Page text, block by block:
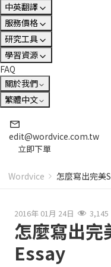
中英翻譯
服務價格
研究工具
學習資源
FAQ
關於我們
繁體中文
edit@wordvice.com.tw
立即下單
Wordvice 怎麼寫出完
2016年 01月 24日 3,145
怎麼寫出
Essay